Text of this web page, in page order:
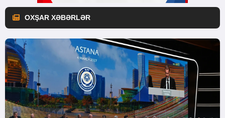
OXŞAR XƏBƏRLƏR